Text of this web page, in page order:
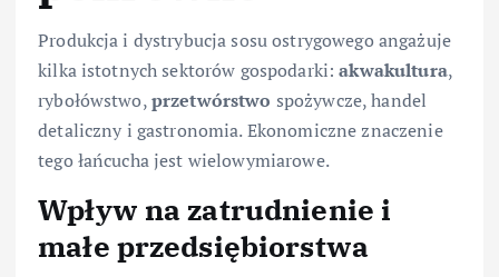
Produkcja i dystrybucja sosu ostrygowego angażuje
kilka istotnych sektorów gospodarki:akwakultura,
rybołówstwo,przetwórstwo spożywcze, handel
detaliczny i gastronomia. Ekonomiczne znaczenie
tego łańcucha jest wielowymiarowe.
Wpływ na zatrudnienie i
małe przedsiębiorstwa